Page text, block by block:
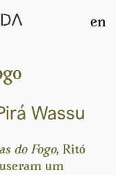
en
Wassu
do Fogo, Ritó
um